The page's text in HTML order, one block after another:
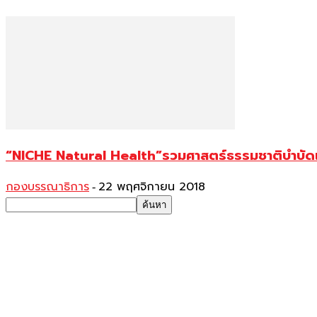
“NICHE Natural Health”รวมศาสตร์ธรรมชาติบำบัด
กองบรรณาธิการ - 22 พฤศจิกายน 2018